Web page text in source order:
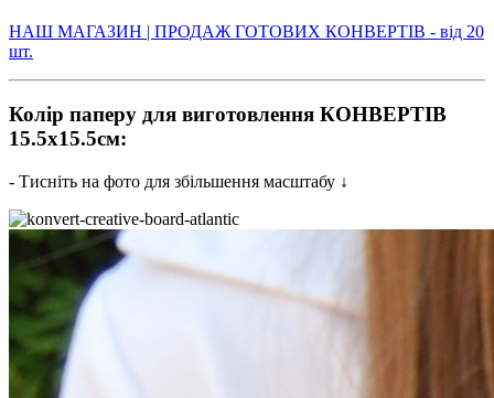
НАШ МАГАЗИН | ПРОДАЖ ГОТОВИХ КОНВЕРТІВ - від 20
шт.
Колір паперу для виготовлення КОНВЕРТІВ
15.5х15.5см:
- Тисніть на фото для збільшення масштабу ↓